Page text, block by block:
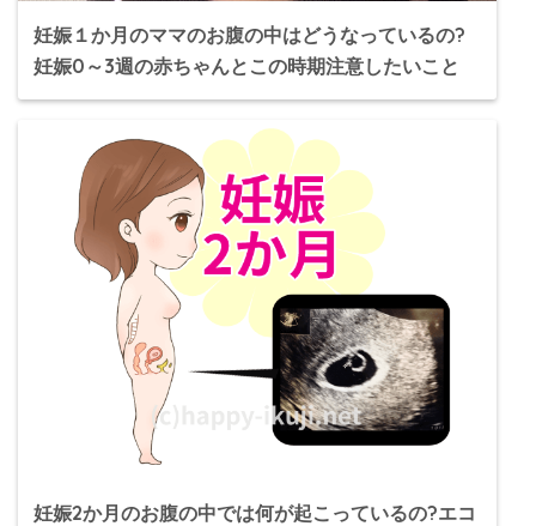
妊娠１か月のママのお腹の中はどうなっているの?
妊娠0～3週の赤ちゃんとこの時期注意したいこと
妊娠2か月のお腹の中では何が起こっているの?エコ